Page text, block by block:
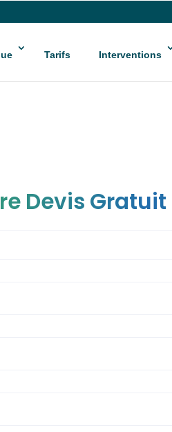
Tarifs Interventions
Devis Gratuit